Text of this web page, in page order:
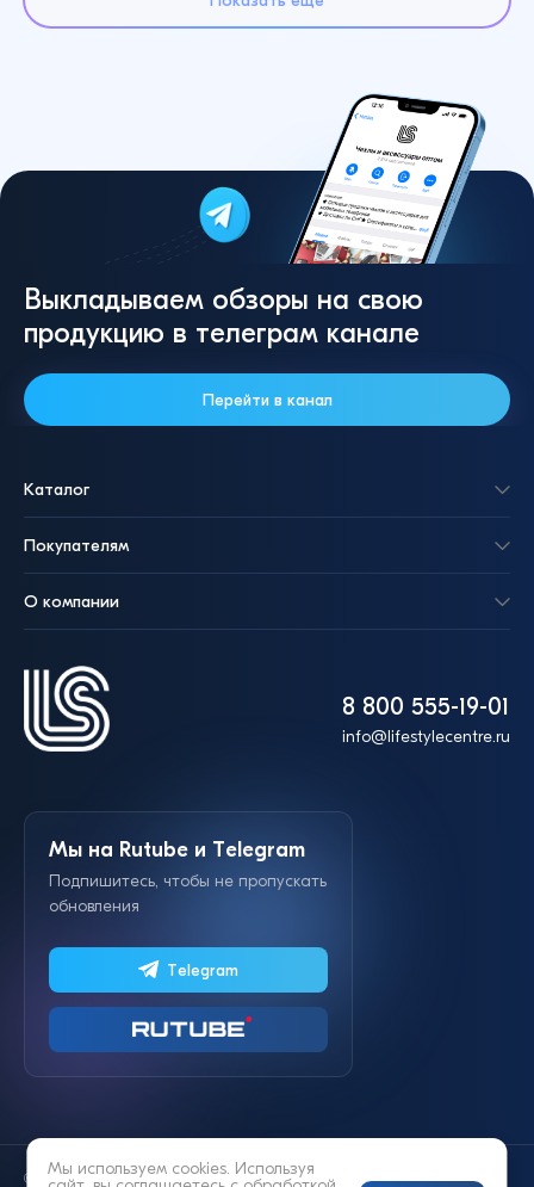
Выкладываем обзоры на свою
продукцию в телеграм канале
Перейти в канал
8 800 555-19-01
info@lifestylecentre.ru
Каталог
Покупателям
О компании
Мы на Rutube и Telegram
Подпишитесь, чтобы не пропускать
обновления
Telegram
© 2014—2026 «Lifestyle»
Мы используем cookies. Используя